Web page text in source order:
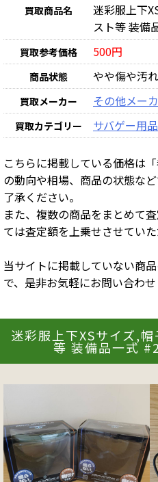
買取商品名
迷彩服上下
スト等 装備
買取参考価格 500円
商品状態 やや傷や汚
買取メーカー その他メー
買取カテゴリー サバゲー用品
こちらに掲載している価格は
の動向や相場、商品の状態な
了承ください。
また、複数の商品をまとめて
ては査定額を上乗せさせていた
当サイトに掲載していない商
で、是非お気軽にお問い合わせ
迷彩服上下XSサイズ,
等 装備品一式